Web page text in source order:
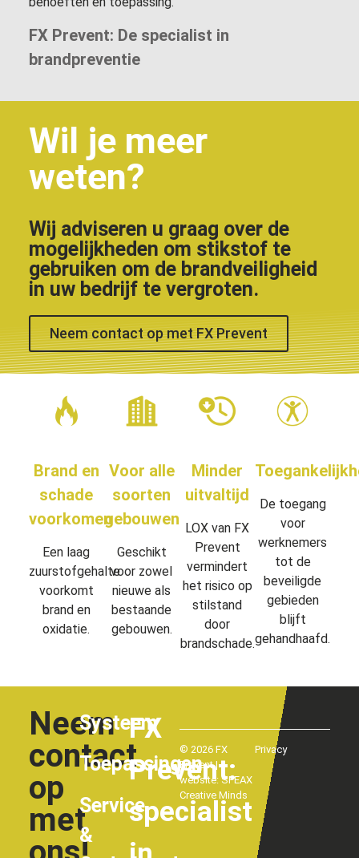
FX Prevent: De specialist in
brandpreventie
Wil je meer
weten?
Wij adviseren u graag over de
mogelijkheden om stikstof te
gebruiken om de brandveiligheid
in uw bedrijf te vergroten.
Neem contact op met FX Prevent
Brand en
schade
voorkomen
Een laag
zuurstofgehalte
voorkomt
brand en
oxidatie.
Voor alle
soorten
gebouwen
Geschikt
voor zowel
nieuwe als
bestaande
gebouwen.
Minder
uitvaltijd
LOX van FX
Prevent
vermindert
het risico op
stilstand
door
brandschade.
De toegang
voor
werknemers
tot de
beveiligde
gebieden
blijft
gehandhaafd.
Neem
contact
op
met
Systeem
Toepassingen
Service
&
FX
Prevent:
specialist
© 2026 FX
Prevent |
website: SPEAX
Creative Minds
Privacy